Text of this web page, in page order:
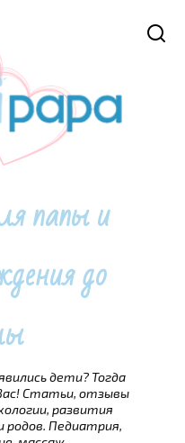
папы и
до
дети? Тогда
Статьи, отзывы
развития
родов. Педиатрия,